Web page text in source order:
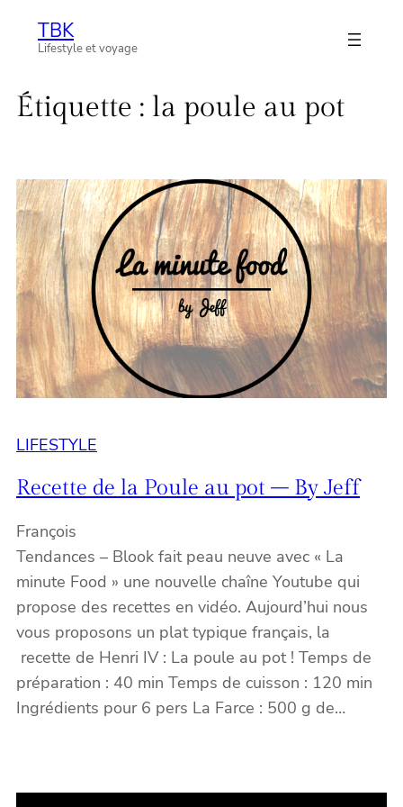
AllerTBK
Lifestyle et voyage
Étiquette : la poule au pot
LIFESTYLE
Recette de la Poule au pot – By Jeff
François
Tendances – Blook fait peau neuve avec « La
minute Food » une nouvelle chaîne Youtube qui
propose des recettes en vidéo. Aujourd’hui nous
vous proposons un plat typique français, la
recette de Henri IV : La poule au pot ! Temps de
préparation : 40 min Temps de cuisson : 120 min
Ingrédients pour 6 pers La Farce : 500 g de…